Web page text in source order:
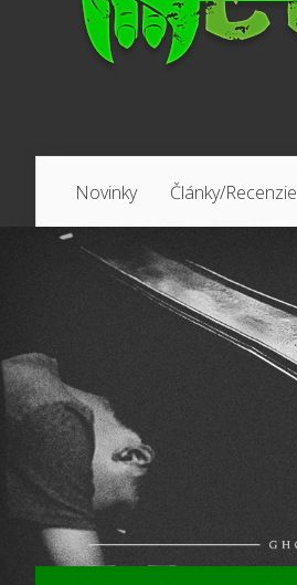
Novinky Články/Recenzie